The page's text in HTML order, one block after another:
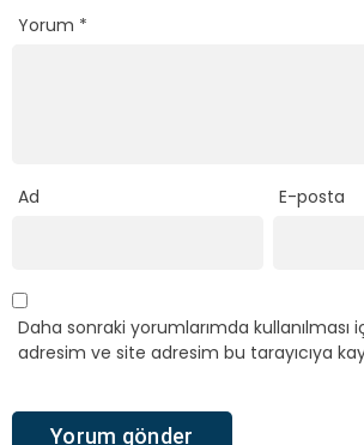
Yorum *
Ad E-posta
Daha sonraki yorumlarımda kullanılması
adresim ve site adresim bu tarayıcıya